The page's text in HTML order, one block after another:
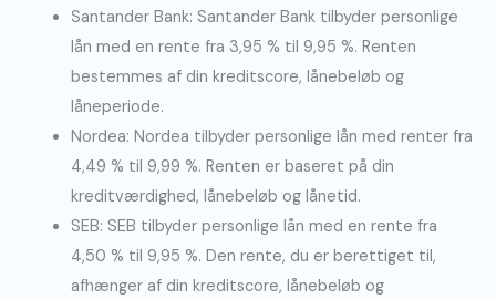
Santander Bank: Santander Bank tilbyder personlige
lån med en rente fra 3,95 % til 9,95 %. Renten
bestemmes af din kreditscore, lånebeløb og
låneperiode.
Nordea: Nordea tilbyder personlige lån med renter fra
4,49 % til 9,99 %. Renten er baseret på din
kreditværdighed, lånebeløb og lånetid.
SEB: SEB tilbyder personlige lån med en rente fra
4,50 % til 9,95 %. Den rente, du er berettiget til,
afhænger af din kreditscore, lånebeløb og